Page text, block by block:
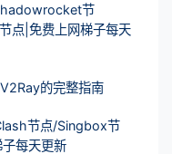
节
点|免费上网梯子每天
的完整指南
节点/Singbox节
每天更新